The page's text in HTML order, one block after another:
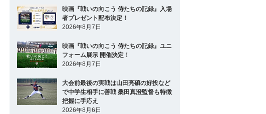
映画『戦いの向こう 侍たちの記録』入場
者プレゼント配布決定！
2026年8月7日
映画『戦いの向こう 侍たちの記録』ユニ
フォーム展示 開催決定！
2026年8月7日
大会前最後の実戦は山田亮碩の好投など
で中学生相手に善戦 桑田真澄監督も特徴
把握に手応え
2026年8月6日